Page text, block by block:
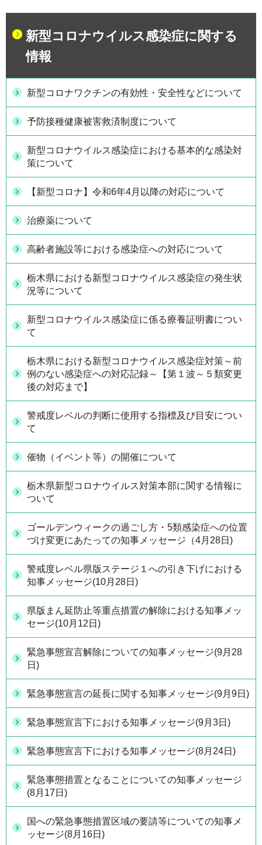
新型コロナウイルス感染症に関する
情報
新型コロナワクチンの有効性・安全性などについて
予防接種健康被害救済制度について
新型コロナウイルス感染症における基本的な感染対
策について
【新型コロナ】令和6年4月以降の対応について
治療薬について
高齢者施設等における感染症への対応について
栃木県における新型コロナウイルス感染症の発生状
況等について
新型コロナウイルス感染症に係る療養証明書につい
て
栃木県における新型コロナウイルス感染症対策～前
例のない感染症への対応記録～【第１波～５類変更
後の対応まで】
警戒度レベルの判断に使用する指標及び目安につい
て
催物（イベント等）の開催について
栃木県新型コロナウイルス対策本部に関する情報に
ついて
ゴールデンウィークの過ごし方・5類感染症への位置
づけ変更にあたっての知事メッセージ（4月28日)
警戒度レベル県版ステージ１への引き下げにおける
知事メッセージ(10月28日)
県版まん延防止等重点措置の解除における知事メッ
セージ(10月12日)
緊急事態宣言解除についての知事メッセージ(9月28
日)
緊急事態宣言の延長に関する知事メッセージ(9月9日)
緊急事態宣言下における知事メッセージ(9月3日)
緊急事態宣言下における知事メッセージ(8月24日)
緊急事態措置となることについての知事メッセージ
(8月17日)
国への緊急事態措置区域の要請等についての知事メ
ッセージ(8月16日)